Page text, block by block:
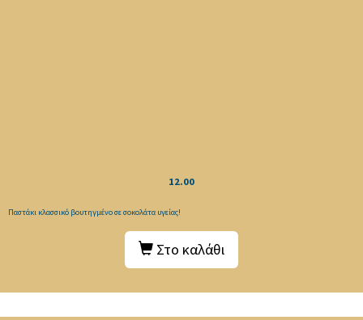
12.00
Παστάκι κλασσικό βουτηγμένο σε σοκολάτα υγείας!
Στο καλάθι